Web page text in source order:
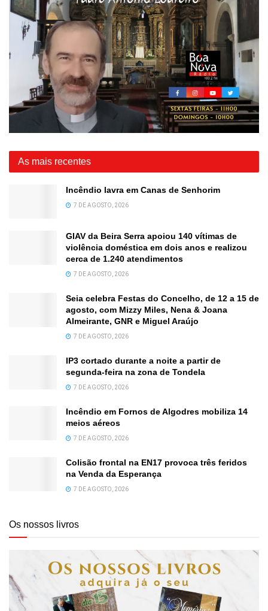
As mais recentes
Incêndio lavra em Canas de Senhorim
7 DE AGOSTO, 2026
GIAV da Beira Serra apoiou 140 vítimas de
violência doméstica em dois anos e realizou
cerca de 1.240 atendimentos
7 DE AGOSTO, 2026
Seia celebra Festas do Concelho, de 12 a 15 de
agosto, com Mizzy Miles, Nena & Joana
Almeirante, GNR e Miguel Araújo
7 DE AGOSTO, 2026
IP3 cortado durante a noite a partir de
segunda-feira na zona de Tondela
7 DE AGOSTO, 2026
Incêndio em Fornos de Algodres mobiliza 14
meios aéreos
7 DE AGOSTO, 2026
Colisão frontal na EN17 provoca três feridos
na Venda da Esperança
7 DE AGOSTO, 2026
Os nossos livros